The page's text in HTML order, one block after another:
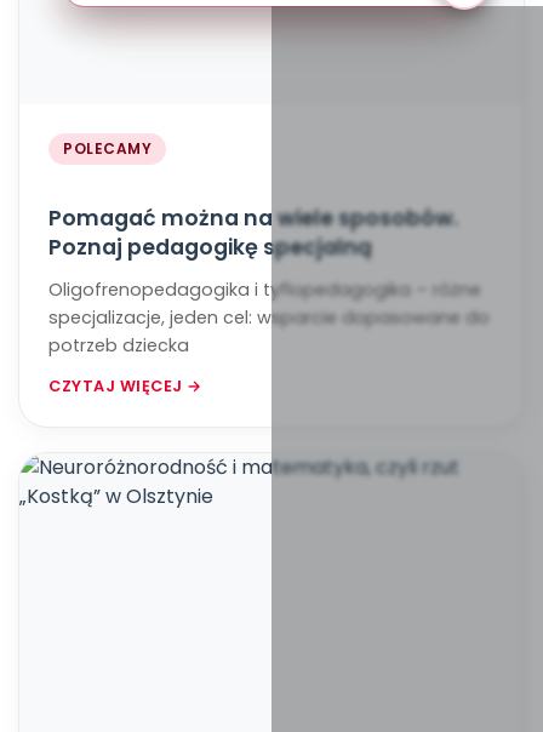
POLECAMY
Pomagać można na wiele sposobów.
Poznaj pedagogikę specjalną
Oligofrenopedagogika i tyflopedagogika – różne
specjalizacje, jeden cel: wsparcie dopasowane do
potrzeb dziecka
CZYTAJ WIĘCEJ →